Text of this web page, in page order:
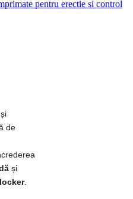
de
și
.